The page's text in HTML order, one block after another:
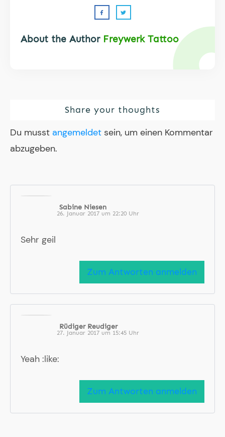
About the Author Freywerk Tattoo
Share your thoughts
Du musst angemeldet sein, um einen Kommentar
abzugeben.
Sabine Niesen
26. Januar 2017 um 22:20 Uhr
Sehr geil
Zum Antworten anmelden
Rüdiger Reudiger
27. Januar 2017 um 15:45 Uhr
Yeah :like:
Zum Antworten anmelden